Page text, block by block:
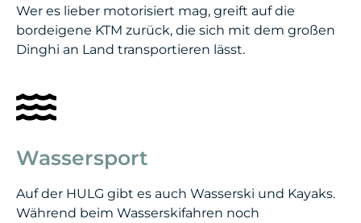
Wer es lieber motorisiert mag, greift auf die
bordeigene KTM zurück, die sich mit dem großen
Dinghi an Land transportieren lässt.
Wassersport
Auf der HULG gibt es auch Wasserski und Kayaks.
Während beim Wasserskifahren noch